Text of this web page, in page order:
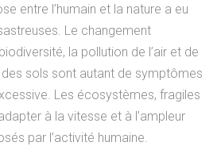
entre l’humain et la nature a eu
Le changement
la pollution de l’air et de
des sols sont autant de symptômes
Les écosystèmes, fragiles
à la vitesse et à l’ampleur
par l’activité humaine.